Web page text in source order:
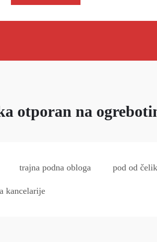
otporan na
trajna podna obloga pod od
kancelarije